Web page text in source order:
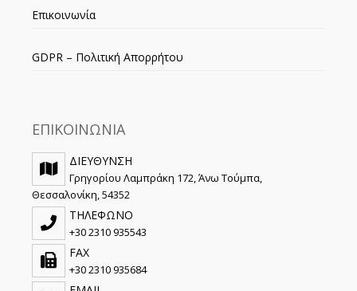
Επικοινωνία
GDPR – Πολιτική Απορρήτου
ΕΠΙΚΟΙΝΩΝΙΑ
ΔΙΕΥΘΥΝΣΗ
Γρηγορίου Λαμπράκη 172, Άνω Τούμπα,
Θεσσαλονίκη, 54352
ΤΗΛΕΦΩΝΟ
+30 2310 935543
FAX
+30 2310 935684